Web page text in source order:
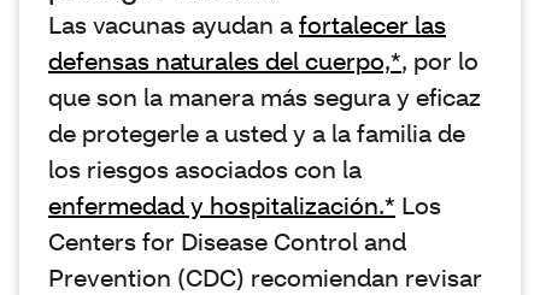
Las vacunas ayudan afortalecer las
defensas naturales del cuerpo,*, por lo
que son la manera más segura y eficaz
de protegerle a usted y a la familia de
los riesgos asociados con la
enfermedad y hospitalización.* Los
Centers for Disease Control and
Prevention (CDC) recomiendan revisar